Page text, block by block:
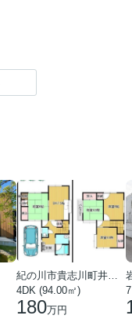
紀の川市貴志川町井ノ口
4DK (94.00㎡)
180万円